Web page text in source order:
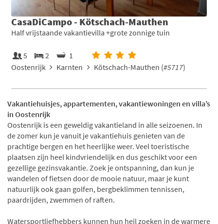
CasaDiCampo - Kötschach-Mauthen
Half vrijstaande vakantievilla +grote zonnige tuin
5 2
1
Oostenrijk
Karnten Kötschach-Mauthen (#5717)
Vakantiehuisjes, appartementen, vakantiewoningen en villa’s
in Oostenrijk
Oostenrijk is een geweldig vakantieland in alle seizoenen. In
de zomer kun je vanuit je vakantiehuis genieten van de
prachtige bergen en het heerlijke weer. Veel toeristische
plaatsen zijn heel kindvriendelijk en dus geschikt voor een
gezellige gezinsvakantie. Zoek je ontspanning, dan kun je
wandelen of fietsen door de mooie natuur, maar je kunt
natuurlijk ook gaan golfen, bergbeklimmen tennissen,
paardrijden, zwemmen of raften.
Watersportliefhebbers kunnen hun heil zoeken in de warmere